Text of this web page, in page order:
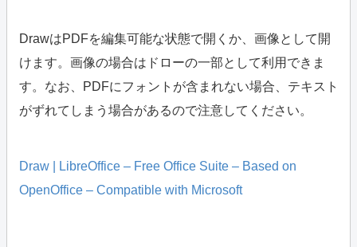
DrawはPDFを編集可能な状態で開くか、画像として開
けます。画像の場合はドローの一部として利用できま
す。なお、PDFにフォントが含まれない場合、テキスト
がずれてしまう場合があるので注意してください。
Draw | LibreOffice – Free Office Suite – Based on
OpenOffice – Compatible with Microsoft